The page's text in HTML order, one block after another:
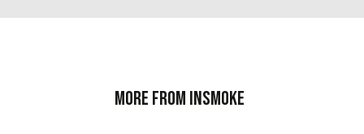
More from InSmoke